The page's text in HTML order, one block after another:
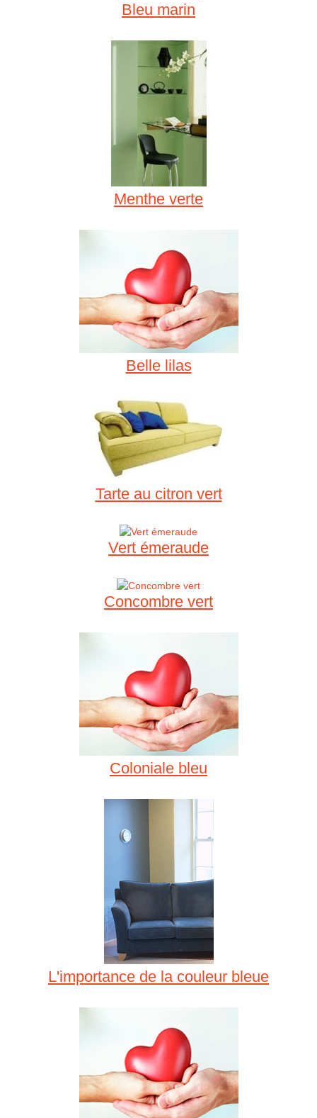
Bleu marin
Menthe verte
Belle lilas
Tarte au citron vert
Vert émeraude
Concombre vert
Coloniale bleu
L'importance de la couleur bleue